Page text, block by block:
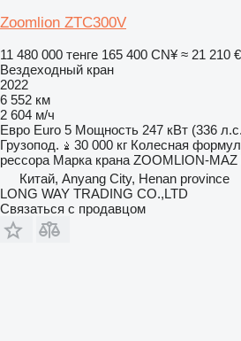
Zoomlion ZTC300V
11 480 000 тенге 165 400 CN¥ ≈ 21 210 €
Вездеходный кран
2022
6 552 км
2 604 м/ч
Евро Euro 5 Мощность 247 кВт (336
Грузопод.
30 000 кг Колесная
рессора Марка крана ZOOMLION-MAZ
Китай, Anyang City, Henan province
LONG WAY TRADING CO.,LTD
Связаться с продавцом